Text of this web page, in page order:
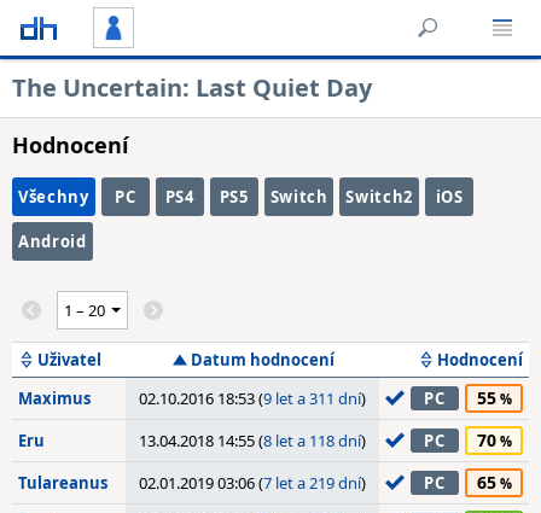
The Uncertain: Last Quiet Day
Hodnocení
Všechny PC PS4 PS5 Switch Switch2 iOS
Android
Uživatel Datum hodnocení
Hodnocení
Maximus
02.10.2016 18:53 (9 let a 311 dní) PC 55
Eru 13.04.2018 14:55 (8 let a 118 dní) PC 70
Tulareanus 02.01.2019 03:06 (7 let a 219 dní) PC 65